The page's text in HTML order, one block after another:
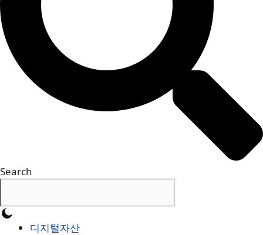
Search
디지털자산